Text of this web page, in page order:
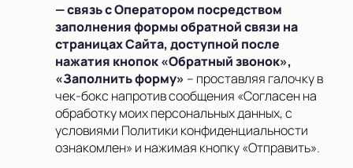
— связь с Оператором посредством
заполнения формы обратной связи на
страницах Сайта, доступной после
нажатия кнопок «Обратный звонок»,
«Заполнить форму» – проставляя галочку в
чек-бокс напротив сообщения «Согласен на
обработку моих персональных данных, с
условиями Политики конфиденциальности
ознакомлен» и нажимая кнопку «Отправить».